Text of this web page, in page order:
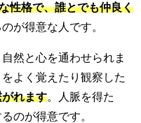
性格で、誰とでも仲良く
が得意な人です。
然と心を通わせられま
よく覚えたり観察した
れます 。人脈を得た
のが得意です。